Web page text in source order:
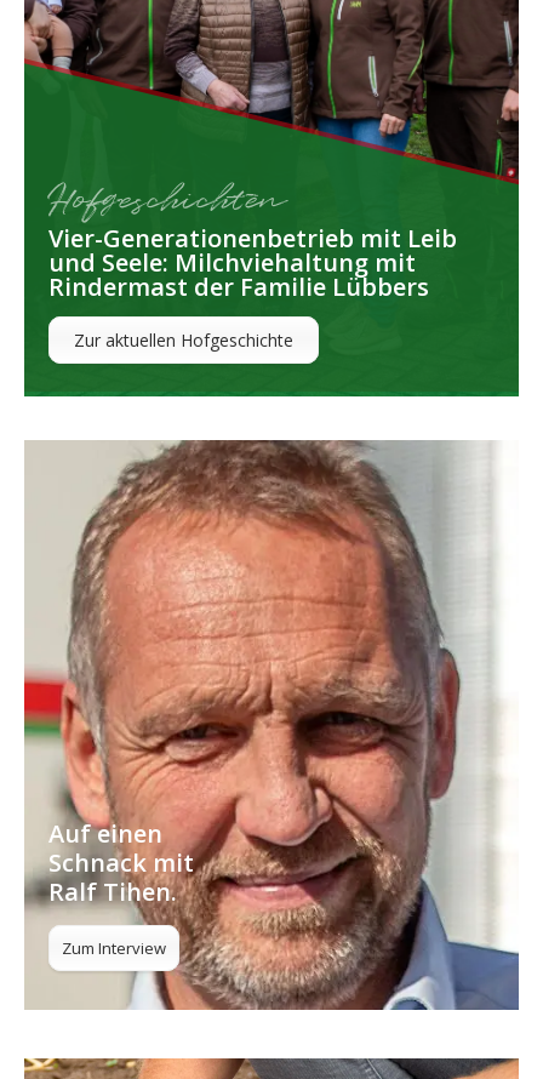
Hofgeschichten
Vier-Generationenbetrieb mit Leib
und Seele: Milchviehaltung mit
Rindermast der Familie Lübbers
Zur aktuellen Hofgeschichte
Auf einen
Schnack mit
Ralf Tihen.
Zum Interview